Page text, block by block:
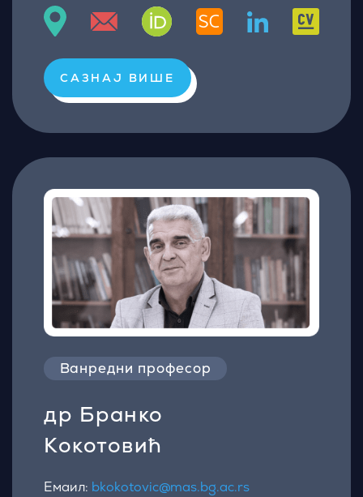
САЗНАЈ ВИШЕ
Ванредни професор
др Бранко
Кокотовић
Емаил: bkokotovic@mas.bg.ac.rs